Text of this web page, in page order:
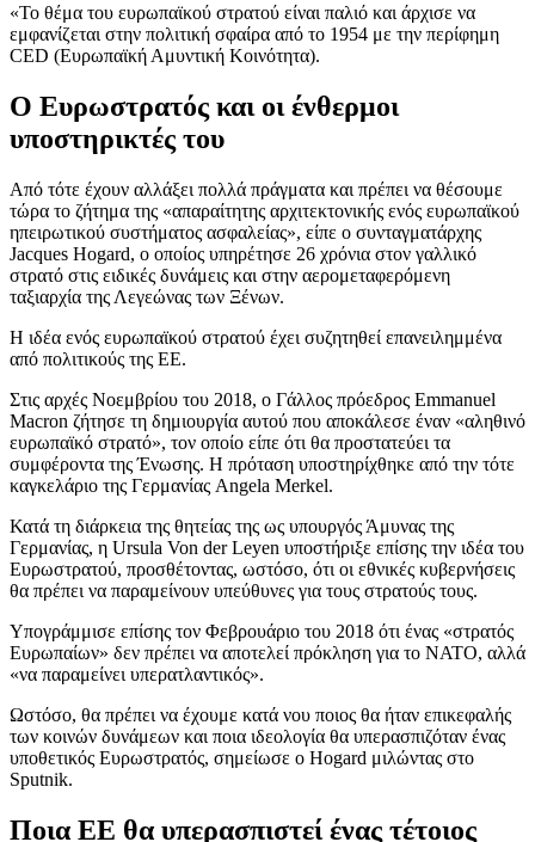
«Το θέμα του ευρωπαϊκού στρατού είναι παλιό και άρχισε να
εμφανίζεται στην πολιτική σφαίρα από το 1954 με την περίφημη
CED (Ευρωπαϊκή Αμυντική Κοινότητα).
Ο Ευρωστρατός και οι ένθερμοι
υποστηρικτές του
Από τότε έχουν αλλάξει πολλά πράγματα και πρέπει να θέσουμε
τώρα το ζήτημα της «απαραίτητης αρχιτεκτονικής ενός ευρωπαϊκού
ηπειρωτικού συστήματος ασφαλείας», είπε ο συνταγματάρχης
Jacques Hogard, ο οποίος υπηρέτησε 26 χρόνια στον γαλλικό
στρατό στις ειδικές δυνάμεις και στην αερομεταφερόμενη
ταξιαρχία της Λεγεώνας των Ξένων.
Η ιδέα ενός ευρωπαϊκού στρατού έχει συζητηθεί επανειλημμένα
από πολιτικούς της ΕΕ.
Στις αρχές Νοεμβρίου του 2018, ο Γάλλος πρόεδρος Emmanuel
Macron ζήτησε τη δημιουργία αυτού που αποκάλεσε έναν «αληθινό
ευρωπαϊκό στρατό», τον οποίο είπε ότι θα προστατεύει τα
συμφέροντα της Ένωσης. Η πρόταση υποστηρίχθηκε από την τότε
καγκελάριο της Γερμανίας Angela Merkel.
Κατά τη διάρκεια της θητείας της ως υπουργός Άμυνας της
Γερμανίας, η Ursula Von der Leyen υποστήριξε επίσης την ιδέα του
Ευρωστρατού, προσθέτοντας, ωστόσο, ότι οι εθνικές κυβερνήσεις
θα πρέπει να παραμείνουν υπεύθυνες για τους στρατούς τους.
Υπογράμμισε επίσης τον Φεβρουάριο του 2018 ότι ένας «στρατός
Ευρωπαίων» δεν πρέπει να αποτελεί πρόκληση για το ΝΑΤΟ, αλλά
«να παραμείνει υπερατλαντικός».
Ωστόσο, θα πρέπει να έχουμε κατά νου ποιος θα ήταν επικεφαλής
των κοινών δυνάμεων και ποια ιδεολογία θα υπερασπιζόταν ένας
υποθετικός Ευρωστρατός, σημείωσε ο Hogard μιλώντας στο
Sputnik.
Ποια ΕΕ θα υπερασπιστεί ένας τέτοιος